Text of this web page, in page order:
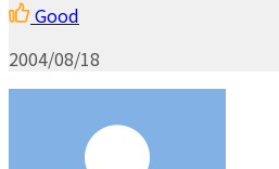
Good
2004/08/18